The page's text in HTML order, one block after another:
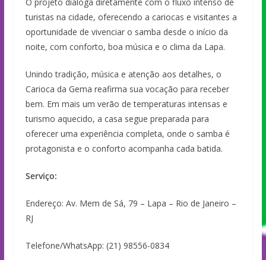
turistas na cidade, oferecendo a cariocas e visitantes a
oportunidade de vivenciar o samba desde o início da
noite, com conforto, boa música e o clima da Lapa.
Unindo tradição, música e atenção aos detalhes, o
Carioca da Gema reafirma sua vocação para receber
bem. Em mais um verão de temperaturas intensas e
turismo aquecido, a casa segue preparada para
oferecer uma experiência completa, onde o samba é
protagonista e o conforto acompanha cada batida.
Serviço:
Endereço: Av. Mem de Sá, 79 – Lapa – Rio de Janeiro –
RJ
Telefone/WhatsApp: (21) 98556-0834